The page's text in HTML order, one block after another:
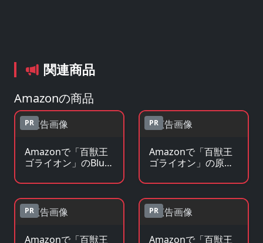
関連商品
Amazonの商品
PR
Amazonで「百獣王
ゴライオン」のBlu-
PR
Amazonで「百獣王
ゴライオン」の原作
PR
Amazonで「百獣王
PR
Amazonで「百獣王